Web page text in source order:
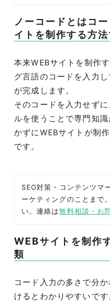
ノーコードとはコ
イトを制作する方法
本来WEBサイトを制作
グ言語のコードを入力
が完成します。
そのコードを入力せず
ルを使うことで専門知
かずにWEBサイトが制
です。
SEO対策・コンテンツマ
ーケティングのことまで
い。連絡は無料相談・お
WEBサイトを制作
類
コード入力の多さで分
けるとわかりやすいです